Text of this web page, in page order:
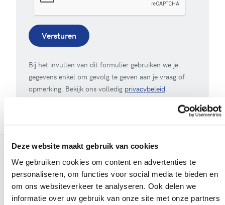
Deze website maakt gebruik van cookies
We gebruiken cookies om content en advertenties te
personaliseren, om functies voor social media te bieden en
om ons websiteverkeer te analyseren. Ook delen we
informatie over uw gebruik van onze site met onze partners
Versturen
Bij het invullen van dit formulier gebruiken we je
gegevens enkel om gevolg te geven aan je vraag of
opmerking. Bekijk ons volledig privacybeleid.
Meer realisaties